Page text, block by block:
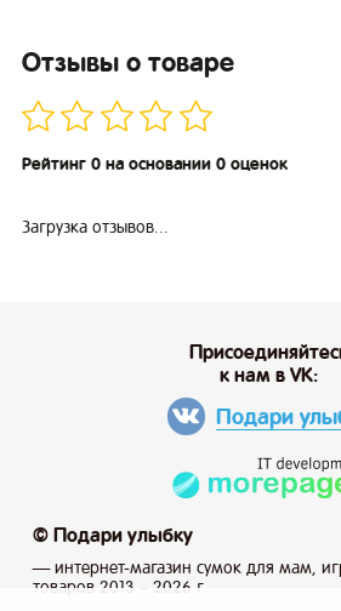
Отзывы о товаре
Рейтинг 0 на основании 0 оценок
Загрузка отзывов...
© Подари улыбку
— интернет-магазин сумок для мам,
товаров 2013 – 2026 г.
к нам в VK:
Подари